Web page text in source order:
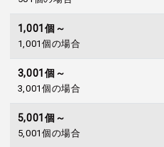
1,001個～
1,001個の場合
3,001個～
3,001個の場合
5,001個～
5,001個の場合